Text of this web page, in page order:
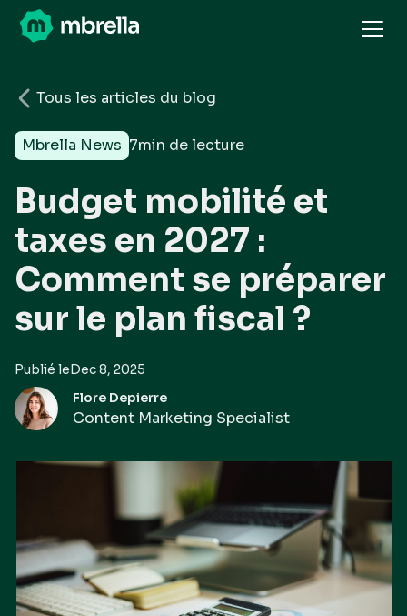
Tous les articles du blog
Mbrella News 7min de lecture
Budget mobilité et
taxes en 2027 :
Comment se préparer
sur le plan fiscal ?
Publié leDec 8, 2025
Flore Depierre
Content Marketing Specialist